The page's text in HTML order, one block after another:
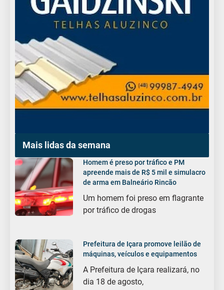
Mais lidas da semana
Homem é preso por tráfico e PM
apreende mais de R$ 5 mil e simulacro
de arma em Balneário Rincão
Um homem foi preso em flagrante
por tráfico de drogas
Prefeitura de Içara promove leilão de
máquinas, veículos e equipamentos
A Prefeitura de Içara realizará, no
dia 18 de agosto,